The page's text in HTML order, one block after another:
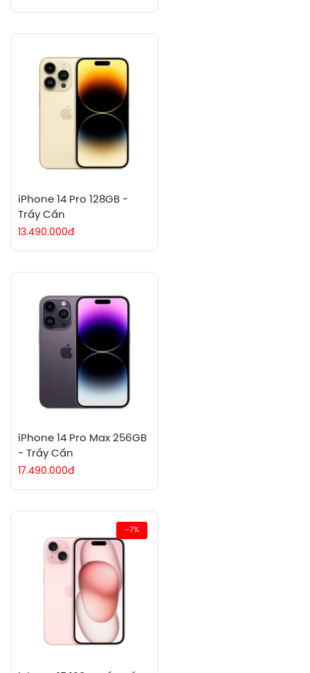
iPhone 14 Pro 128GB -
Trầy Cấn
13.490.000đ
iPhone 14 Pro Max 256GB
- Trầy Cấn
17.490.000đ
-7%